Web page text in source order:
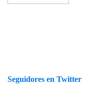
Seguidores en Twitter